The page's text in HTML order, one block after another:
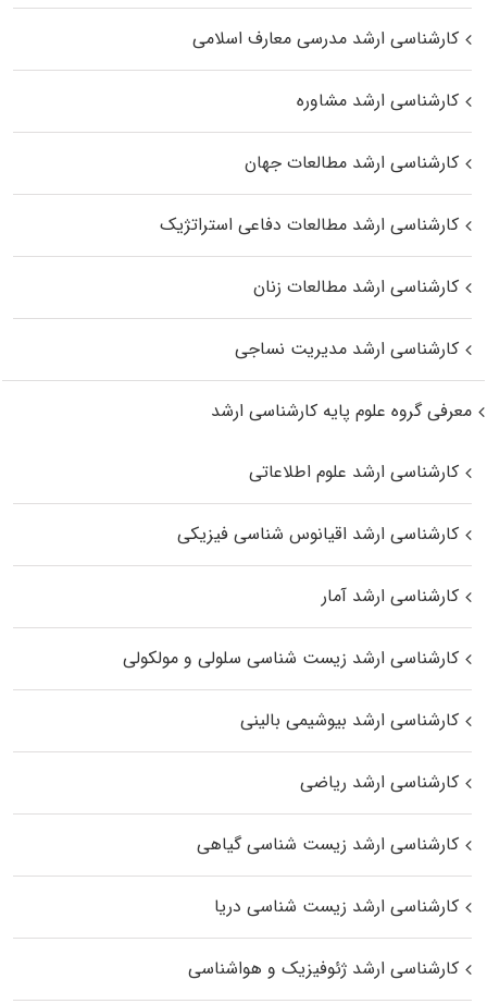
کارشناسی ارشد مدرسی معارف اسلامی
کارشناسی ارشد مشاوره
کارشناسی ارشد مطالعات جهان
کارشناسی ارشد مطالعات دفاعی استراتژیک
کارشناسی ارشد مطالعات زنان
کارشناسی ارشد مدیریت نساجی
معرفی گروه علوم پایه کارشناسی ارشد
کارشناسی ارشد علوم اطلاعاتی
کارشناسی ارشد اقیانوس‌ شناسی فیزیکی
کارشناسی ارشد آمار
کارشناسی ارشد زیست شناسی سلولی و مولکولی
کارشناسی ارشد بیوشیمی بالینی
کارشناسی ارشد ریاضی
کارشناسی ارشد زیست‌ شناسی گیاهی
کارشناسی ارشد زیست‌ شناسی دریا
کارشناسی ارشد ژئوفیزیک و هواشناسی